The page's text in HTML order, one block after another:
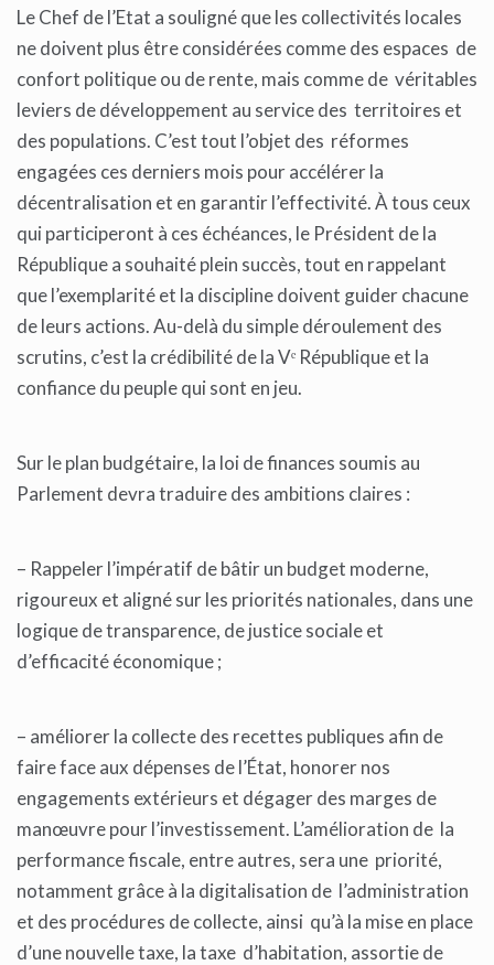
Le Chef de l’Etat a souligné que les collectivités locales
ne doivent plus être considérées comme des espaces de
confort politique ou de rente, mais comme de véritables
leviers de développement au service des territoires et
des populations. C’est tout l’objet des réformes
engagées ces derniers mois pour accélérer la
décentralisation et en garantir l’effectivité. À tous ceux
qui participeront à ces échéances, le Président de la
République a souhaité plein succès, tout en rappelant
que l’exemplarité et la discipline doivent guider chacune
de leurs actions. Au-delà du simple déroulement des
scrutins, c’est la crédibilité de la Vᵉ République et la
confiance du peuple qui sont en jeu.
Sur le plan budgétaire, la loi de finances soumis au
Parlement devra traduire des ambitions claires :
– Rappeler l’impératif de bâtir un budget moderne,
rigoureux et aligné sur les priorités nationales, dans une
logique de transparence, de justice sociale et
d’efficacité économique ;
– améliorer la collecte des recettes publiques afin de
faire face aux dépenses de l’État, honorer nos
engagements extérieurs et dégager des marges de
manœuvre pour l’investissement. L’amélioration de la
performance fiscale, entre autres, sera une priorité,
notamment grâce à la digitalisation de l’administration
et des procédures de collecte, ainsi qu’à la mise en place
d’une nouvelle taxe, la taxe d’habitation, assortie de